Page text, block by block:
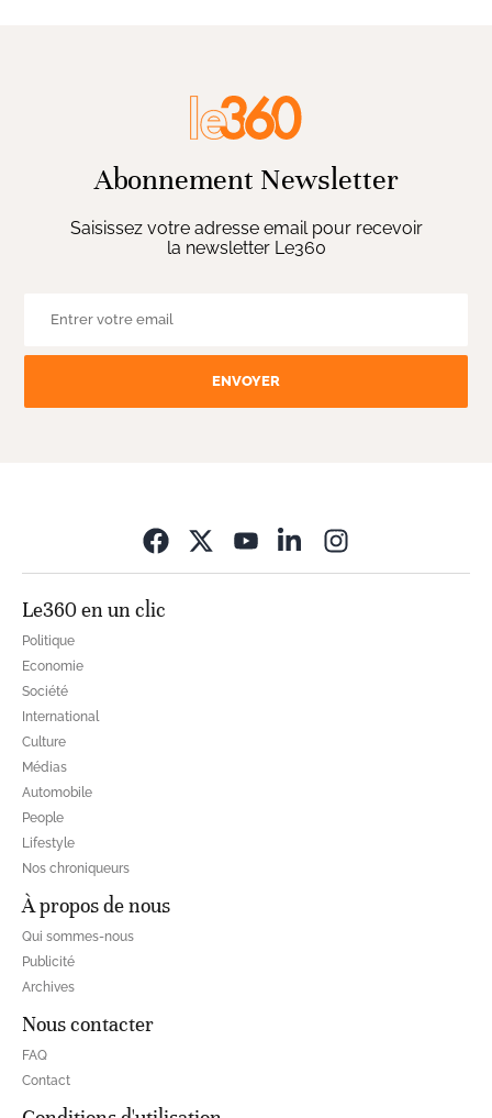
Abonnement Newsletter
Saisissez votre adresse email pour recevoir
la newsletter Le360
ENVOYER
Le360 en un clic
Politique
Economie
Société
International
Culture
Médias
Automobile
People
Lifestyle
Nos chroniqueurs
À propos de nous
Qui sommes-nous
Publicité
Archives
Nous contacter
FAQ
Contact